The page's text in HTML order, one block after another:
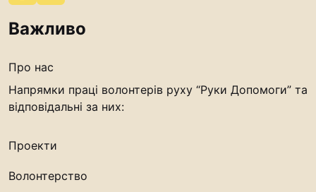
Важливо
Про нас
Напрямки праці волонтерів руху “Руки Допомоги” та
відповідальні за них:
Проекти
Волонтерство